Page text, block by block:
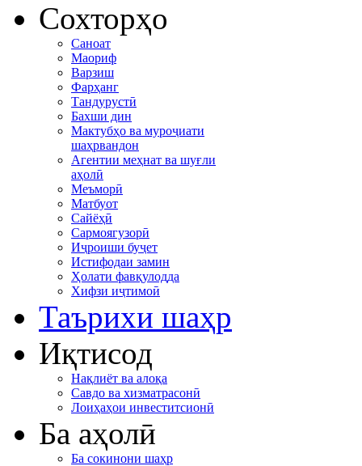
Сохторҳо
Саноат
Маориф
Варзиш
Фарҳанг
Тандурустӣ
Бахши дин
Мактубҳо ва муроҷиати
шаҳрвандон
Агентии меҳнат ва шуғли
аҳолӣ
Меъморӣ
Матбуот
Сайёҳӣ
Сармоягузорӣ
Иҷроиши буҷет
Истифодаи замин
Ҳолати фавқулодда
Хифзи иҷтимоӣ
Таърихи шаҳр
Иқтисод
Нақлиёт ва алоқа
Савдо ва хизматрасонӣ
Лоиҳаҳои инвеститсионӣ
Ба аҳолӣ
Ба сокинони шаҳр